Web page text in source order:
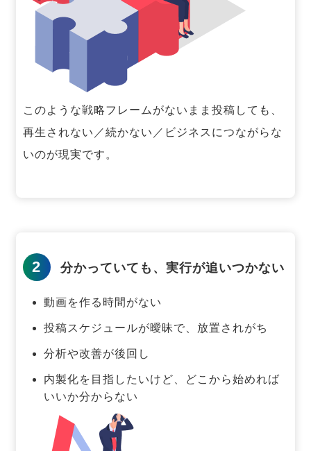
このような戦略フレームがないまま投稿しても、
再生されない／続かない／ビジネスにつながらな
いのが現実です。
2 分かっていても、実行が追いつかない
動画を作る時間がない
投稿スケジュールが曖昧で、放置されがち
分析や改善が後回し
内製化を目指したいけど、どこから始めれば
いいか分からない